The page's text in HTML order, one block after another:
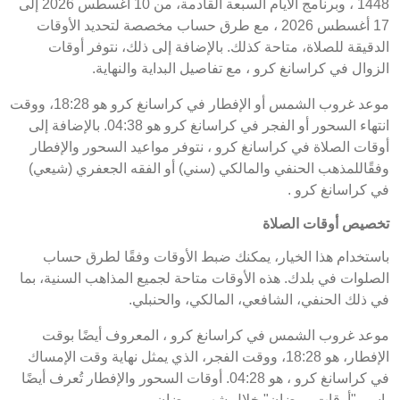
1448 ، وبرنامج الأيام السبعة القادمة، من 10 أغسطس 2026 إلى
17 أغسطس 2026 ، مع طرق حساب مخصصة لتحديد الأوقات
الدقيقة للصلاة، متاحة كذلك. بالإضافة إلى ذلك، نتوفر أوقات
الزوال في كراسانغ كرو ، مع تفاصيل البداية والنهاية.
موعد غروب الشمس أو الإفطار في كراسانغ كرو هو 18:28، ووقت
انتهاء السحور أو الفجر في كراسانغ كرو هو 04:38. بالإضافة إلى
أوقات الصلاة في كراسانغ كرو ، نتوفر مواعيد السحور والإفطار
وفقًاللمذهب الحنفي والمالكي (سني) أو الفقه الجعفري (شيعي)
في كراسانغ كرو .
تخصيص أوقات الصلاة
باستخدام هذا الخيار، يمكنك ضبط الأوقات وفقًا لطرق حساب
الصلوات في بلدك. هذه الأوقات متاحة لجميع المذاهب السنية، بما
في ذلك الحنفي، الشافعي، المالكي، والحنبلي.
موعد غروب الشمس في كراسانغ كرو ، المعروف أيضًا بوقت
الإفطار، هو 18:28، ووقت الفجر، الذي يمثل نهاية وقت الإمساك
في كراسانغ كرو ، هو 04:28. أوقات السحور والإفطار تُعرف أيضًا